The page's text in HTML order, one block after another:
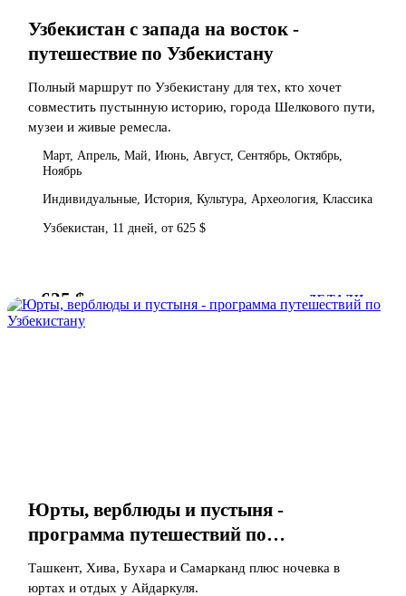
Узбекистан с запада на восток -
путешествие по Узбекистану
Полный маршрут по Узбекистану для тех, кто хочет
совместить пустынную историю, города Шелкового пути,
музеи и живые ремесла.
Март, Апрель, Май, Июнь, Август, Сентябрь, Октябрь,
Ноябрь
Индивидуальные, История, Культура, Археология, Классика
Узбекистан, 11 дней, от 625 $
от625 $ ДЕТАЛИ
Юрты, верблюды и пустыня -
программа путешествий по
Узбекистану
Ташкент, Хива, Бухара и Самарканд плюс ночевка в
юртах и отдых у Айдаркуля.